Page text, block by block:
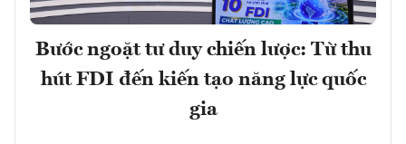
Bước ngoặt tư duy chiến lược: Từ thu
hút FDI đến kiến tạo năng lực quốc
gia